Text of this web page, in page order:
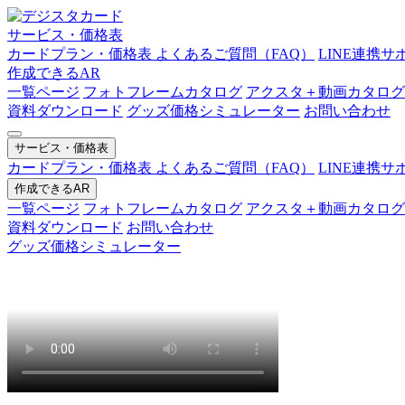
サービス・価格表
カードプラン・価格表 よくあるご質問（FAQ）
LINE連携サ
作成できるAR
一覧ページ フォトフレームカタログ アクスタ＋動画カタログ
資料ダウンロード グッズ価格シミュレーター お問い合わせ
サービス・価格表
カードプラン・価格表 よくあるご質問（FAQ） LINE連携サ
作成できるAR
一覧ページ フォトフレームカタログ アクスタ＋動画カタログ
資料ダウンロード お問い合わせ
グッズ価格シミュレーター